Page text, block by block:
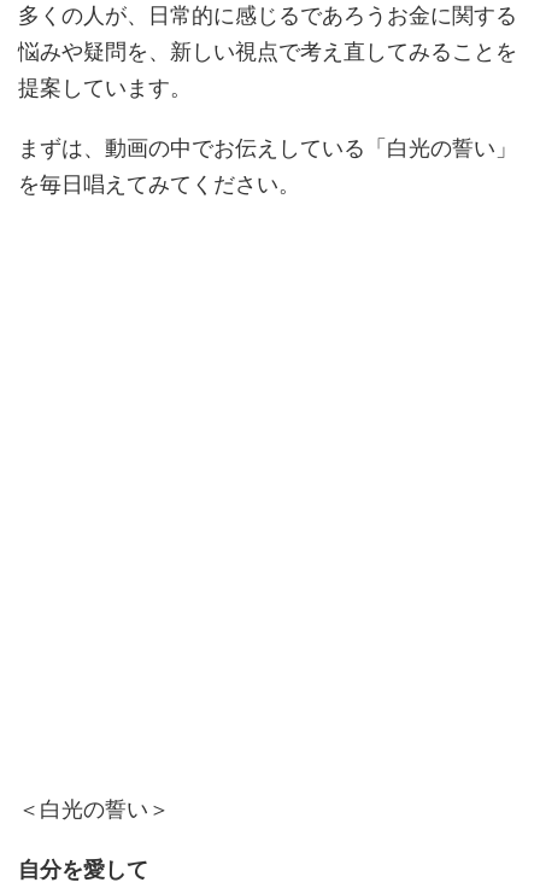
多くの人が、日常的に感じるであろうお金に関する
悩みや疑問を、新しい視点で考え直してみることを
提案しています。
まずは、動画の中でお伝えしている「白光の誓い」
を毎日唱えてみてください。
＜白光の誓い＞
自分を愛して